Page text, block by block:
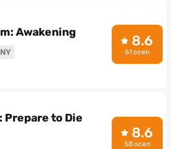
Awakening 8.6
61 ocen
Prepare to Die
8.6
58 ocen